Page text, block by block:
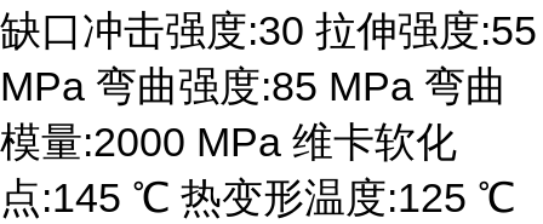
缺口冲击强度:30 拉伸强度:55
MPa 弯曲强度:85 MPa 弯曲
模量:2000 MPa 维卡软化
点:145 ℃ 热变形温度:125 ℃